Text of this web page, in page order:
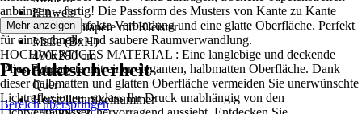
Hinweis
Vlies Fototapete mit Kleister
Maße (BxH)
400x280 cm
Format
Quer
Herstellerartikelnummer
anbringen – fertig! Die Passform des Musters von Kante zu Kante
sorgt für eine perfekte Verbindung und eine glatte Oberfläche. Perfekt
für eine schnelle und saubere Raumverwandlung.
HOCHWERTIGES MATERIAL : Eine langlebige und deckende
Vlies-Fototapete mit einer eleganten, halbmatten Oberfläche. Dank
dieser halbmatten und glatten Oberfläche vermeiden Sie unerwünschte
Lichtreflexionen, sodass Ihr Druck unabhängig von den
Mehr anzeigen
Produktsicherheit
Bereich überspringen